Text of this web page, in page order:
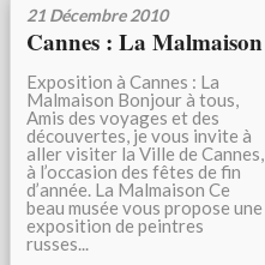
21 Décembre 2010
Cannes : La Malmaison
Exposition à Cannes : La
Malmaison Bonjour à tous,
Amis des voyages et des
découvertes, je vous invite à
aller visiter la Ville de Cannes,
à l’occasion des fêtes de fin
d’année. La Malmaison Ce
beau musée vous propose une
exposition de peintres
russes...